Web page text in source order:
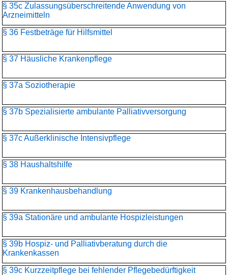
§ 35c Zulassungsüberschreitende Anwendung von
Arzneimitteln
§ 36 Festbeträge für Hilfsmittel
§ 37 Häusliche Krankenpflege
§ 37a Soziotherapie
§ 37b Spezialisierte ambulante Palliativversorgung
§ 37c Außerklinische Intensivpflege
§ 38 Haushaltshilfe
§ 39 Krankenhausbehandlung
§ 39a Stationäre und ambulante Hospizleistungen
§ 39b Hospiz- und Palliativberatung durch die
Krankenkassen
§ 39c Kurzzeitpflege bei fehlender Pflegebedürftigkeit